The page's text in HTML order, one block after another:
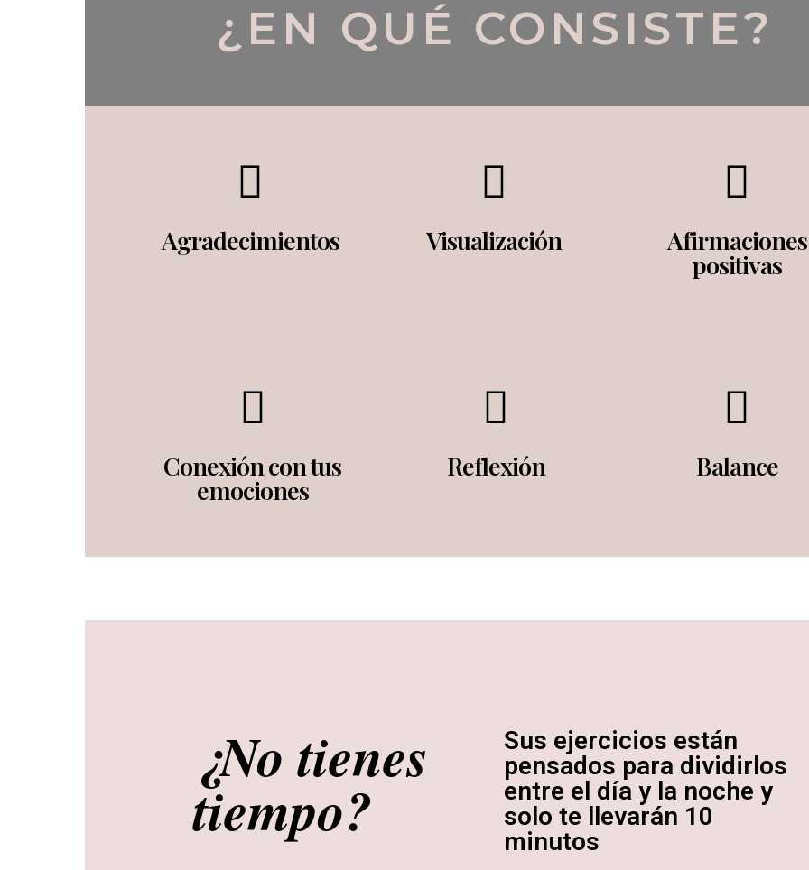
¿EN QUÉ CONSISTE?
Agradecimientos Visualización Afirmaciones
positivas
Conexión con tus
emociones
Reflexión Balance
¿No tienes
tiempo?
Sus ejercicios están
pensados para dividirlos
entre el día y la noche y
solo te llevarán 10
minutos